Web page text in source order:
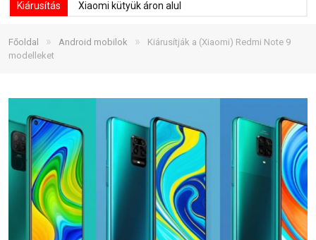
Kiárusítás Xiaomi kütyük áron alul
Főoldal » Android mobilok »
Kiárusítják a (Xiaomi) Redmi Note 9
modelleket